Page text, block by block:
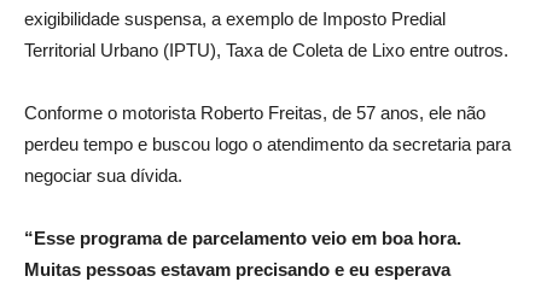
exigibilidade suspensa, a exemplo de Imposto Predial
Territorial Urbano (IPTU), Taxa de Coleta de Lixo entre outros.
Conforme o motorista Roberto Freitas, de 57 anos, ele não
perdeu tempo e buscou logo o atendimento da secretaria para
negociar sua dívida.
“Esse programa de parcelamento veio em boa hora.
Muitas pessoas estavam precisando e eu esperava